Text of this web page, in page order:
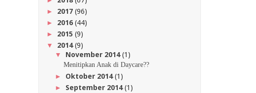
► 2017 (96)
► 2016(44)
► 2015 (9)
▼ 2014(9)
▼ November 2014(1)
Menitipkan Anak di Daycare??
► Oktober 2014(1)
► September 2014(1)